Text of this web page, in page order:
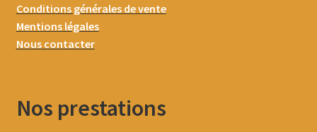
Conditions générales de vente
Mentions légales
Nous contacter
Nos prestations